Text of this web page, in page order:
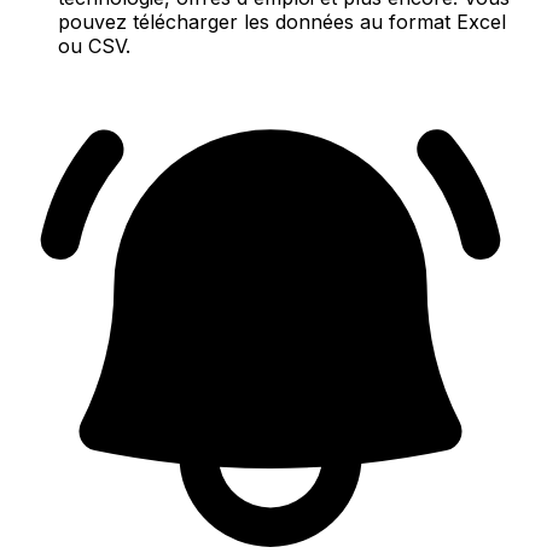
pouvez télécharger les données au format Excel
ou CSV.